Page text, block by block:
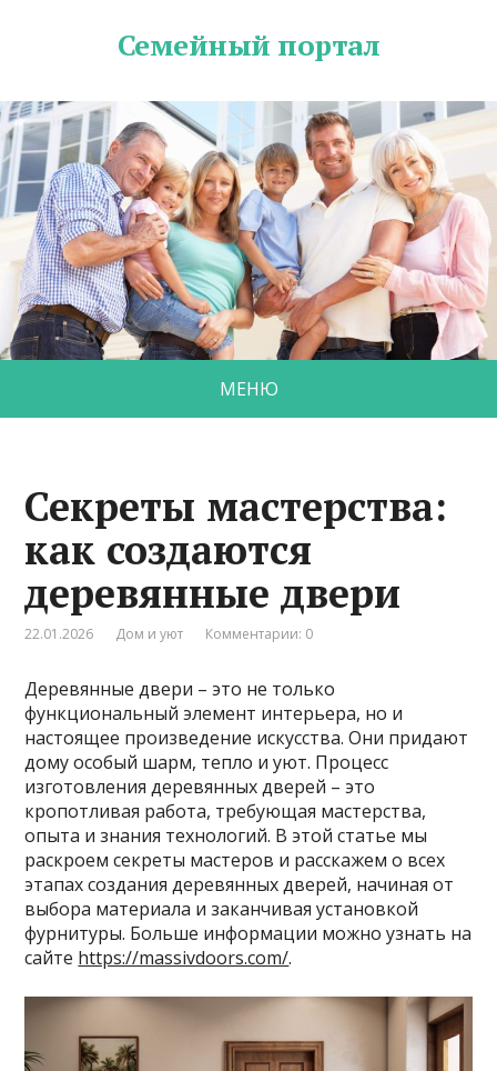
Семейный портал
МЕНЮ
Секреты мастерства:
как создаются
деревянные двери
22.01.2026 Дом и уют Комментарии: 0
Деревянные двери – это не только
функциональный элемент интерьера, но и
настоящее произведение искусства. Они придают
дому особый шарм, тепло и уют. Процесс
изготовления деревянных дверей – это
кропотливая работа, требующая мастерства,
опыта и знания технологий. В этой статье мы
раскроем секреты мастеров и расскажем о всех
этапах создания деревянных дверей, начиная от
выбора материала и заканчивая установкой
фурнитуры. Больше информации можно узнать на
сайте https://massivdoors.com/.